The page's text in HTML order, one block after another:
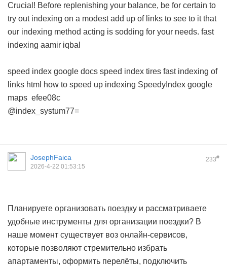
Crucial! Before replenishing your balance, be for certain to
try out indexing on a modest add up of links to see to it that
our indexing method acting is sodding for your needs. fast
indexing aamir iqbal
speed index google docs speed index tires fast indexing of
links html how to speed up indexing SpeedyIndex google
maps efee08c
@index_systum77=
233#
JosephFaica
2026-4-22 01:53:15
Планируете организовать поездку и рассматриваете
удобные инструменты для организации поездки? В
наше момент существует воз онлайн-сервисов,
которые позволяют стремительно избрать
апартаменты, оформить перелёты, подключить